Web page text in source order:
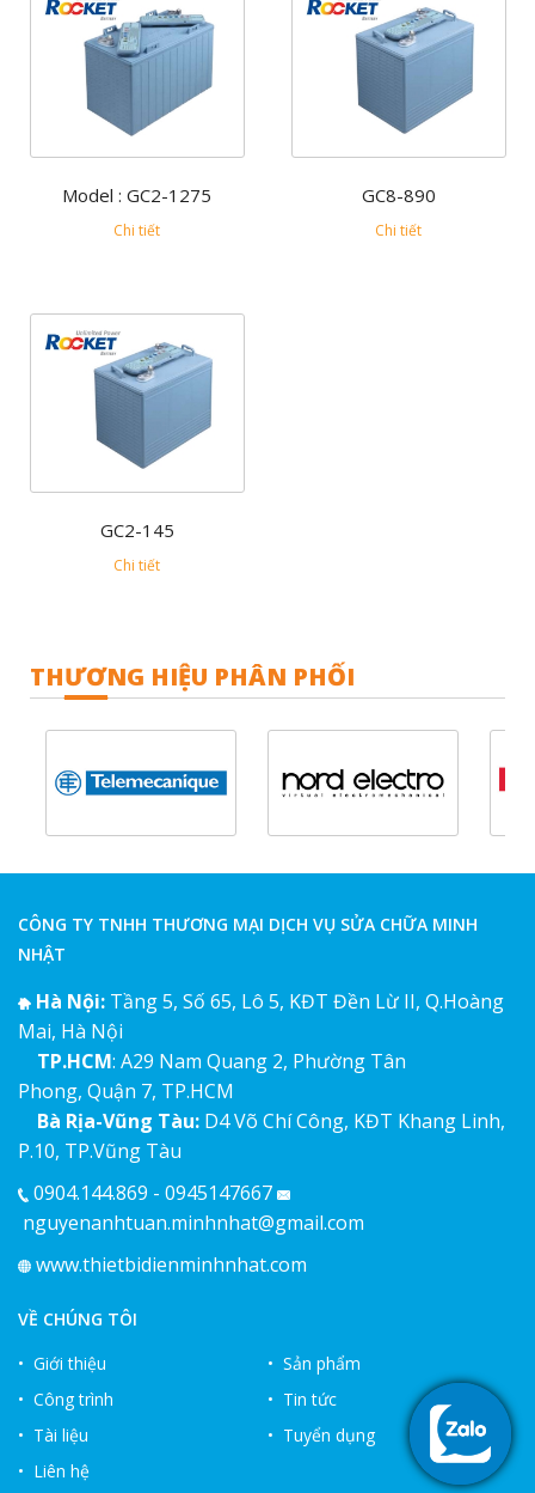
Model : GC2-1275
Chi tiết
GC8-890
Chi tiết
GC2-145
Chi tiết
THƯƠNG HIỆU PHÂN PHỐI
CÔNG TY TNHH THƯƠNG MẠI DỊCH VỤ SỬA CHỮA MINH
NHẬT
Hà Nội: Tầng 5, Số 65, Lô 5, KĐT Đền Lừ II, Q.Hoàng
Mai, Hà Nội
TP.HCM: A29 Nam Quang 2, Phường Tân
Phong, Quận 7, TP.HCM
Bà Rịa-Vũng Tàu: D4 Võ Chí Công, KĐT Khang Linh,
P.10, TP.Vũng Tàu
0904.144.869 - 0945147667
nguyenanhtuan.minhnhat@gmail.com
www.thietbidienminhnhat.com
VỀ CHÚNG TÔI
• Giới thiệu
• Sản phẩm
• Công trình
• Tin tức
• Tài liệu
• Tuyển dụng
• Liên hệ